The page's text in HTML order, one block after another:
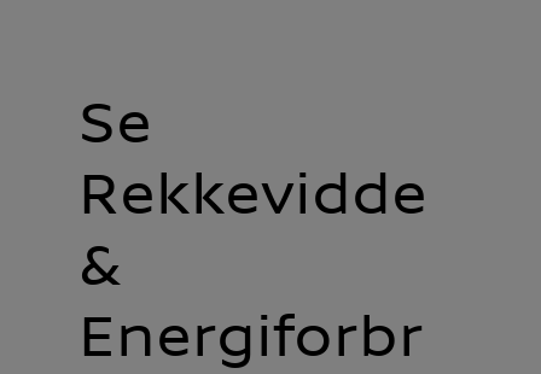
Se
Rekkevidde
&
Energiforbr